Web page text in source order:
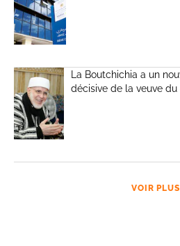
La Boutchichia a un
décisive de la veuve
VOIR PLUS